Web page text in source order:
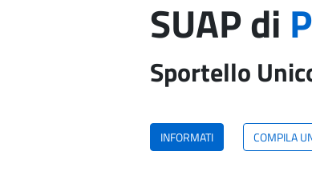
SUAP di
Sportello
INFORMATI COMPILA